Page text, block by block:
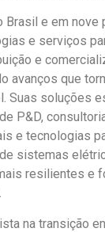
Brasil e em nove
e serviços
e
avanços que
Suas soluções
P&D,
e tecnologias
sistemas
resilientes e
na transição